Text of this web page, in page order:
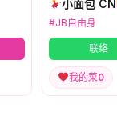
小面包 CN
#JB自由身
联络
我的菜0